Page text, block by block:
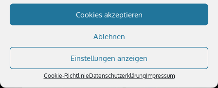
Cookies akzeptieren
Ablehnen
Einstellungen anzeigen
Cookie-RichtlinieDatenschutzerklärungImpressum
Klicke hier, um Marketing-Cookies zu
aktivieren